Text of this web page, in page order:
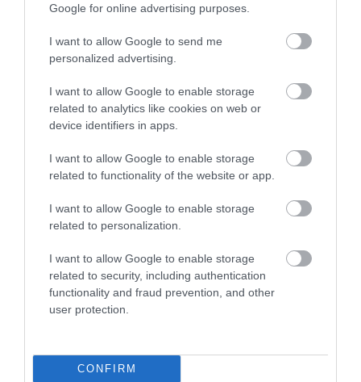
Google for online advertising purposes.
I want to allow Google to send me
personalized advertising.
I want to allow Google to enable storage
related to analytics like cookies on web or
device identifiers in apps.
I want to allow Google to enable storage
related to functionality of the website or app.
I want to allow Google to enable storage
related to personalization.
I want to allow Google to enable storage
related to security, including authentication
functionality and fraud prevention, and other
user protection.
CONFIRM
Egy jó olvasmánynak nem kell feltétlenül
hosszúnak lennie. Van, amikor néhány
tucat oldal is elég ahhoz, hogy egy
alábbi kötetek gyorsan elolvashatók,
2026. MÁJUS 19. ● OLÁH-BEBESI BORBÁLA
A kis hercegtől
Krasznahorkaiig: 5 rövid
könyv, amit egy…